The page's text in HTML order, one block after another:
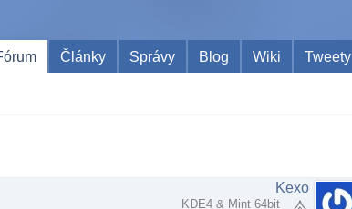
Články Správy Blog Wiki Tweety
Kexo
KDE4 & Mint 64bit